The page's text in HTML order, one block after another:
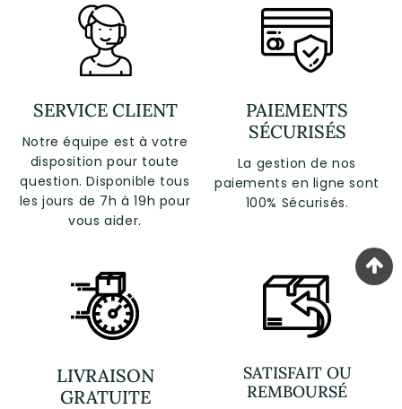
SERVICE CLIENT
Notre équipe est à votre
disposition pour toute
question. Disponible tous
les jours de 7h à 19h pour
vous aider.
PAIEMENTS
SÉCURISÉS
La gestion de nos
paiements en ligne sont
100% Sécurisés.
LIVRAISON
GRATUITE
SATISFAIT OU
REMBOURSÉ